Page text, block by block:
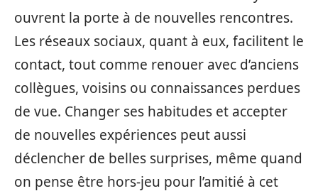
ouvrent la porte à de nouvelles rencontres.
Les réseaux sociaux, quant à eux, facilitent le
contact, tout comme renouer avec d’anciens
collègues, voisins ou connaissances perdues
de vue. Changer ses habitudes et accepter
de nouvelles expériences peut aussi
déclencher de belles surprises, même quand
on pense être hors-jeu pour l’amitié à cet